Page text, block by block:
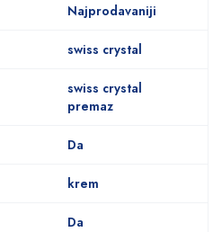
Najprodavaniji
swiss crystal
swiss crystal
premaz
Da
krem
Da